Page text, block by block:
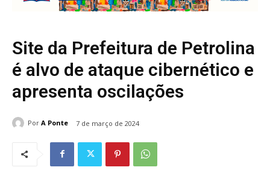
Site da Prefeitura de Petrolina
é alvo de ataque cibernético e
apresenta oscilações
Por A Ponte 7 de março de 2024